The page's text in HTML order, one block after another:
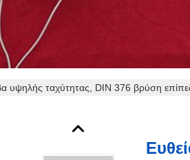
υψηλής ταχύτητας, DIN 376 βρύση